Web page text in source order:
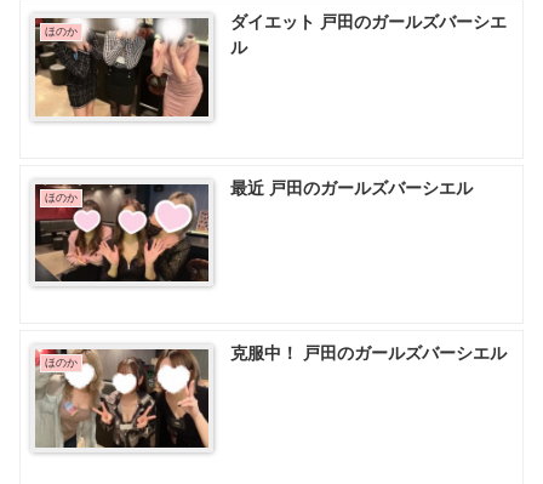
ほのか
ダイエット 戸田のガールズバーシエ
ル
ほのか 最近 戸田のガールズバーシエル
ほのか 克服中！ 戸田のガールズバーシエル